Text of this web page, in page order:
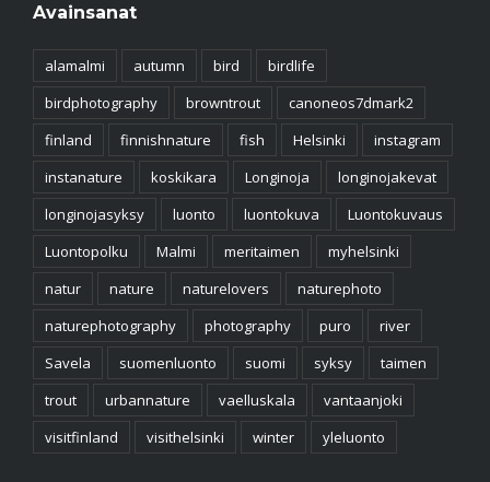
Avainsanat
alamalmi autumn bird
birdlife
birdphotography
browntrout
canoneos7dmark2
finland
finnishnature fish Helsinki
instagram
instanature
koskikara Longinoja
longinojakevat
longinojasyksy
luonto luontokuva
Luontokuvaus
Luontopolku
Malmi meritaimen
myhelsinki
natur
nature naturelovers
naturephoto
naturephotography
photography puro
river
Savela
suomenluonto suomi syksy
taimen
trout
urbannature vaelluskala
vantaanjoki
visitfinland
visithelsinki winter yleluonto